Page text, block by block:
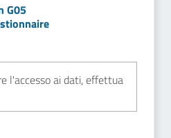
G05
l'accesso ai dati, effettua